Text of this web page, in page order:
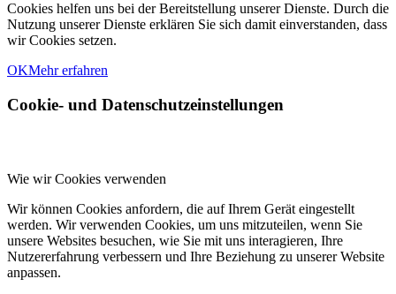
Cookies helfen uns bei der Bereitstellung unserer Dienste. Durch die
Nutzung unserer Dienste erklären Sie sich damit einverstanden, dass
wir Cookies setzen.
OKMehr erfahren
Cookie- und Datenschutzeinstellungen
Wie wir Cookies verwenden
Wir können Cookies anfordern, die auf Ihrem Gerät eingestellt
werden. Wir verwenden Cookies, um uns mitzuteilen, wenn Sie
unsere Websites besuchen, wie Sie mit uns interagieren, Ihre
Nutzererfahrung verbessern und Ihre Beziehung zu unserer Website
anpassen.